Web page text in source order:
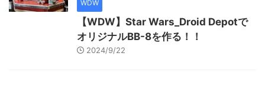
WDW
【WDW】Star Wars_Droid Depotで
オリジナルBB-8を作る！！
2024/9/22